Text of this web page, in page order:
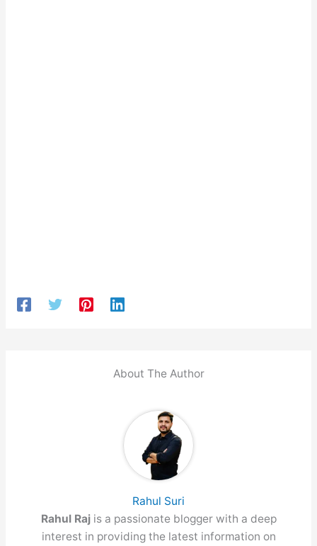
About The Author
Rahul Suri
Rahul Raj is a passionate blogger with a deep
interest in providing the latest information on